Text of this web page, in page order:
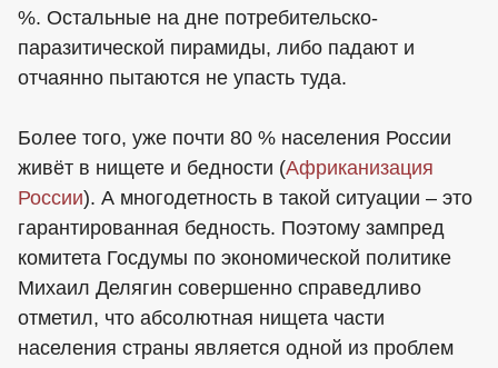
%. Остальные на дне потребительско-
паразитической пирамиды, либо падают и
отчаянно пытаются не упасть туда.
Более того, уже почти 80 % населения России
живёт в нищете и бедности (Африканизация
России). А многодетность в такой ситуации – это
гарантированная бедность. Поэтому зампред
комитета Госдумы по экономической политике
Михаил Делягин совершенно справедливо
отметил, что абсолютная нищета части
населения страны является одной из проблем